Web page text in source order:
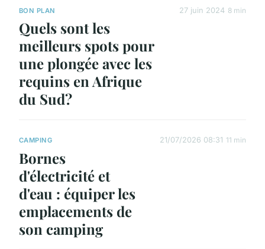
BON PLAN
Quels sont les
meilleurs spots pour
une plongée avec les
requins en Afrique
du Sud?
27 juin 2024 8 min
CAMPING
Bornes
d'électricité et
d'eau : équiper les
emplacements de
son camping
21/07/2026 08:31 11 min